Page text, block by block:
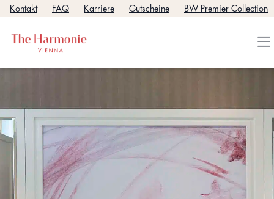
Kontakt FAQ Karriere Gutscheine BW Premier Collection